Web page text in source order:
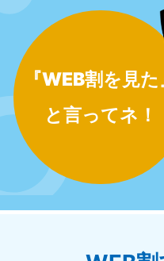
『WEB割を見た
と言ってネ！